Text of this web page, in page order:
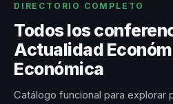
DIRECTORIO COMPLETO
Todos los
Actualidad
Económica
Catálogo funcional para explorar